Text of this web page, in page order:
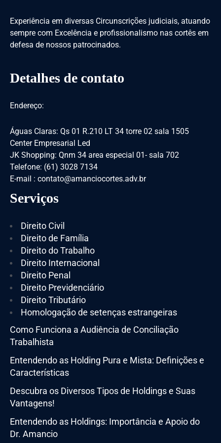
Experiência em diversas Circunscrições judiciais, atuando
sempre com Excelência e profissionalismo nas cortês em
defesa de nossos patrocinados.
Detalhes de contato
Endereço:
Águas Claras: Qs 01 R.210 LT 34 torre 02 sala 1505
Center Empresarial Led
JK Shopping: Qnm 34 area especial 01- sala 702
Telefone: (61) 3028 7134
E-mail : contato@amanciocortes.adv.br
Serviços
Direito Civil
Direito de Família
Direito do Trabalho
Direito Internacional
Direito Penal
Direito Previdenciário
Direito Tributário
Homologação de setenças estrangeiras
Como Funciona a Audiência de Conciliação
Trabalhista
Entendendo as Holding Pura e Mista: Definições e
Características
Descubra os Diversos Tipos de Holdings e Suas
Vantagens!
Entendendo as Holdings: Importância e Apoio do
Dr. Amancio